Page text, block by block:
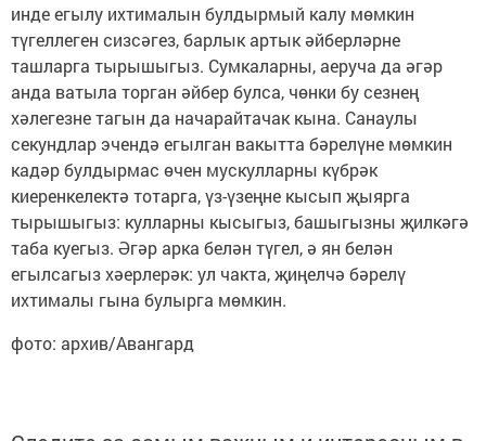
инде егылу ихтималын булдырмый калу мөмкин
түгеллеген сизсәгез, барлык артык әйберләрне
ташларга тырышыгыз. Сумкаларны, аеруча да әгәр
анда ватыла торган әйбер булса, чөнки бу сезнең
хәлегезне тагын да начарайтачак кына. Санаулы
секундлар эчендә егылган вакытта бәрелүне мөмкин
кадәр булдырмас өчен мускулларны күбрәк
киеренкелектә тотарга, үз-үзеңне кысып җыярга
тырышыгыз: кулларны кысыгыз, башыгызны җилкәгә
таба куегыз. Әгәр арка белән түгел, ә ян белән
егылсагыз хәерлерәк: ул чакта, җиңелчә бәрелү
ихтималы гына булырга мөмкин.
фото: архив/Авангард